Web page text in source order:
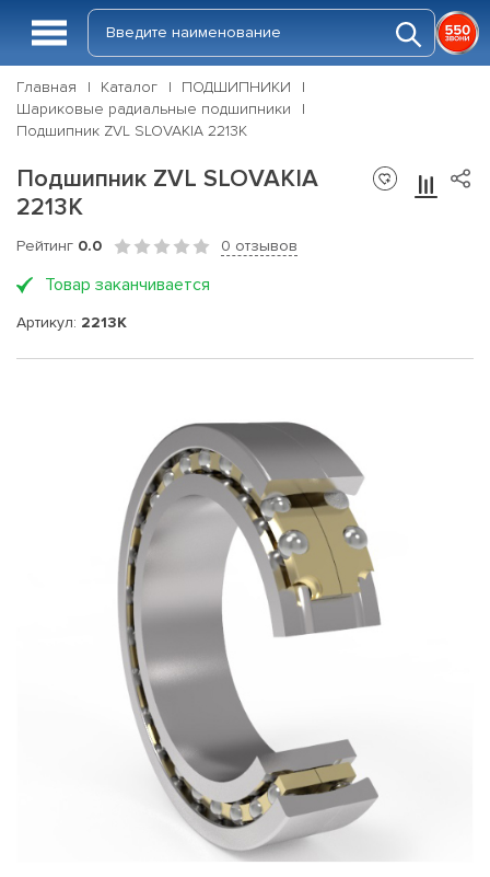
Главная Каталог
ПОДШИПНИКИ
Шариковые радиальные подшипники
Подшипник ZVL SLOVAKIA 2213K
Подшипник ZVL SLOVAKIA
2213K
Рейтинг 0.0 0 отзывов
Товар заканчивается
Артикул: 2213K